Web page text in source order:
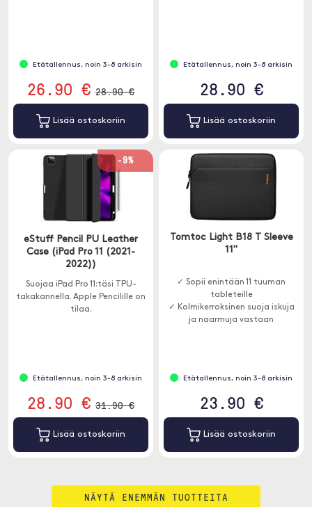
Etätallennus, noin 3-8 arkisin
26.90 € 28.90 €
Lisää ostoskoriin
Etätallennus, noin 3-8 arkisin
28.90 €
Lisää ostoskoriin
-9%
eStuff Pencil PU Leather
Case (iPad Pro 11 (2021-
2022))
Suojaa iPad Pro 11:täsi TPU-
takakannella. Apple Pencilille on
tilaa.
Etätallennus, noin 3-8 arkisin
28.90 € 31.90 €
Lisää ostoskoriin
Tomtoc Light B18 T Sleeve
11"
✓ Sopii enintään 11 tuuman
tableteille
✓ Kolmikerroksinen suoja iskuja
ja naarmuja vastaan
Etätallennus, noin 3-8 arkisin
23.90 €
Lisää ostoskoriin
NÄYTÄ ENEMMÄN TUOTTEITA